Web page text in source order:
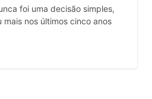
foi uma decisão simples,
mais nos últimos cinco anos